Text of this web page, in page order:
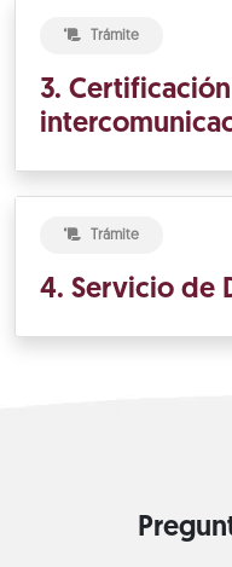
Trámite
3.
Trámite
4. Servicio de